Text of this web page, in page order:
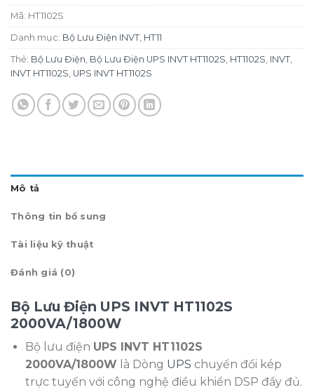
Mã: HT1102S
Danh mục: Bộ Lưu Điện INVT HT11
Thẻ: Bộ Lưu Điện Bộ Lưu Điện UPS INVT HT1102S HT1102S INVT
INVT HT1102S UPS INVT HT1102S
Mô tả
Thông tin bổ sung
Tài liệu kỹ thuật
Đánh giá (0)
Bộ Lưu Điện UPS INVT HT1102S
2000VA/1800W
Bộ lưu điện UPS INVT HT1102S
2000VA/1800W là Dòng UPS chuyển đổi kép
trực tuyến với công nghệ điều khiển DSP đầy đủ.